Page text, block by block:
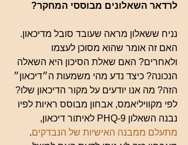
לרדאר השאלונים מבוססי המחקר?
נניח ששאלון מראה שעובד סובל מדיכאון.
האם זה אומר שהוא מסוכן לעצמו
ולאחרים? האם שאלת הסיכון היא השאלה
הנכונה? כיצד נדע מהי משמעות ה״דיכאון״
הזה? מה אנו יודעים על מקור הדיכאון שלו?
לפי מקוויליאמס, אבחון מבוסס ראיות לפיו
נבנה השאלון PHQ-9 לאיתור דיכאון,
מתעלם ממבנה האישיות של הנבדקים.